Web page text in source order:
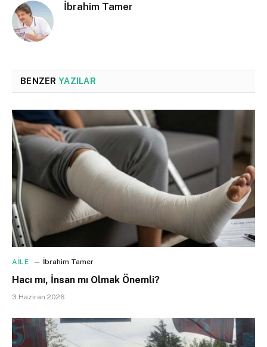
İbrahim Tamer
BENZER YAZILAR
AİLE İbrahim Tamer
Hacı mı, İnsan mı Olmak Önemli?
3 Haziran 2026